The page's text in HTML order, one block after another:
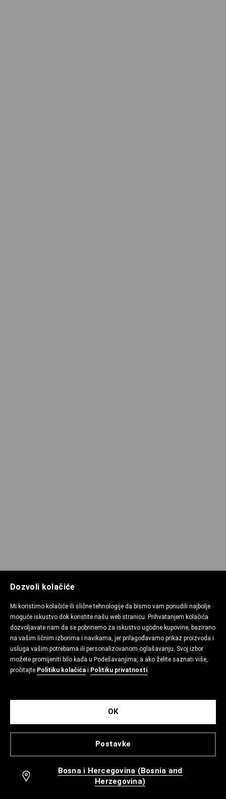
Dozvoli kolačiće
Mi koristimo kolačiće ili slične tehnologije da bismo vam ponudili najbolje
moguće iskustvo dok koristite našu web stranicu. Prihvatanjem kolačića
dozvoljavate nam da se pobrinemo za iskustvo ugodne kupovine, bazirano
na vašim ličnim izborima i navikama, jer prilagođavamo prikaz proizvoda i
usluga vašim potrebama ili personalizovanom oglašavanju. Svoj izbor
možete promijeniti bilo kada u Podešavanjima, a ako želite saznati više,
pročitajte Politiku kolačića i Politiku privatnosti.
Postavke
OK
Bosna i Hercegovina (Bosnia and
Herzegovina)